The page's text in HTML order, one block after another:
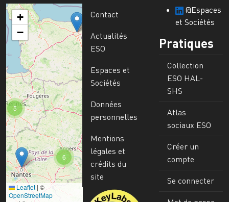
6
5
+
−
Leaflet | ©
OpenStreetMap
Contact
Actualités
ESO
Espaces et
Sociétés
Données
personnelles
Mentions
légales et
crédits du
site
Image
@Espaces
et Sociétés
Pratiques
Collection
ESO HAL-
SHS
Atlas
sociaux ESO
Créer un
compte
Se connecter